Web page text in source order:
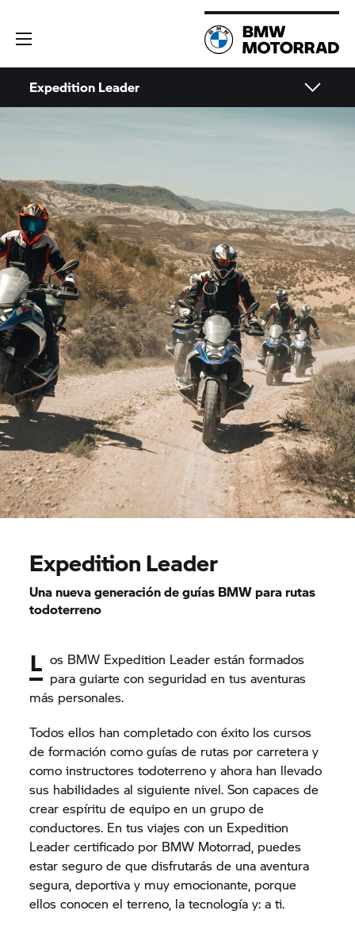
Expedition Leader
Expedition Leader
Una nueva generación de guías BMW para rutas
todoterreno
L os BMW Expedition Leader están formados
para guiarte con seguridad en tus aventuras
más personales.
Todos ellos han completado con éxito los cursos
de formación como guías de rutas por carretera y
como instructores todoterreno y ahora han llevado
sus habilidades al siguiente nivel. Son capaces de
crear espíritu de equipo en un grupo de
conductores. En tus viajes con un Expedition
Leader certificado por BMW Motorrad, puedes
estar seguro de que disfrutarás de una aventura
segura, deportiva y muy emocionante, porque
ellos conocen el terreno, la tecnología y: a ti.